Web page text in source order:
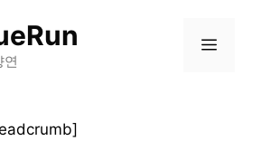
연
메